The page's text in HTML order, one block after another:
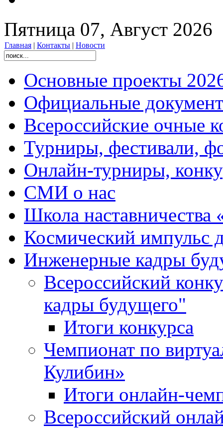
Пятница 07, Август 2026
Главная | Контакты | Новости
Основные проекты
Официальные
Всероссийские очные
Турниры, фестивали,
Онлайн-турниры,
СМИ о нас
Школа
Космический импульс
Инженерные кадры
Всероссийский
кадры будущего"
Итоги конкурса
Чемпионат по
Кулибин»
Итоги онлайн-
Всероссийский